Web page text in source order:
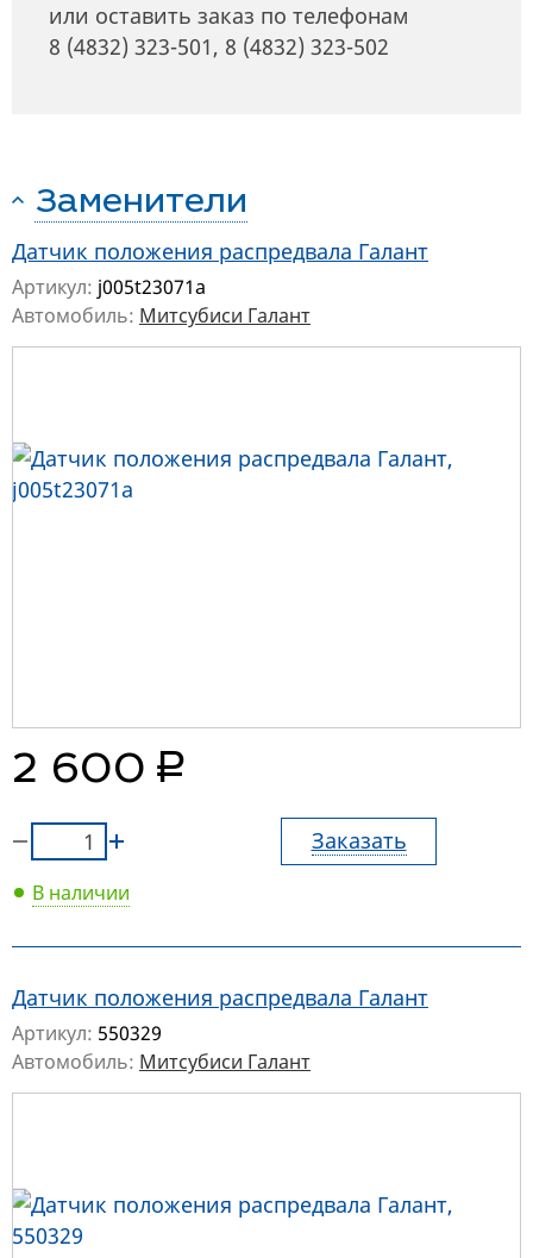
или оставить заказ по телефонам
8 (4832) 323-501, 8 (4832) 323-502
Заменители
Датчик положения распредвала Галант
Артикул: j005t23071a
Автомобиль: Митсубиси Галант
2 600 руб.
Заказать
В наличии
Датчик положения распредвала Галант
Артикул: 550329
Автомобиль: Митсубиси Галант